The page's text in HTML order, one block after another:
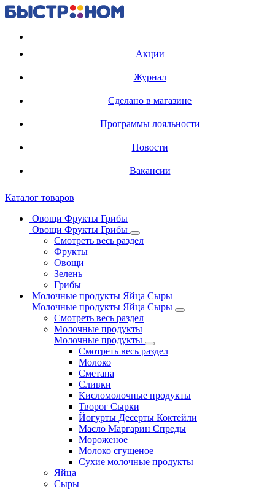
Акции
Журнал
Сделано в магазине
Программы лояльности
Новости
Вакансии
Каталог товаров
Овощи Фрукты Грибы
Овощи Фрукты Грибы
Смотреть весь раздел
Фрукты
Овощи
Зелень
Грибы
Молочные продукты Яйца Сыры
Молочные продукты Яйца Сыры
Смотреть весь раздел
Молочные продукты
Молочные продукты
Смотреть весь раздел
Молоко
Сметана
Сливки
Кисломолочные продукты
Творог Сырки
Йогурты Десерты Коктейли
Масло Маргарин Спреды
Мороженое
Молоко сгущеное
Сухие молочные продукты
Яйца
Сыры